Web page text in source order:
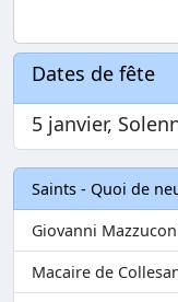
Dates de fête
5 janvier,
Saints - Quoi de
Giovanni
Macaire de